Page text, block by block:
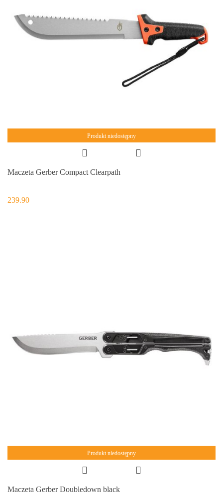
Produkt niedostępny
Maczeta Gerber Compact Clearpath
239.90
Produkt niedostępny
Maczeta Gerber Doubledown black